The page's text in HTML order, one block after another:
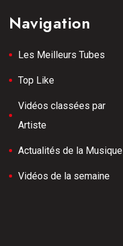
Navigation
Les Meilleurs Tubes
Top Like
Vidéos classées par
Artiste
Actualités de la Musique
Vidéos de la semaine